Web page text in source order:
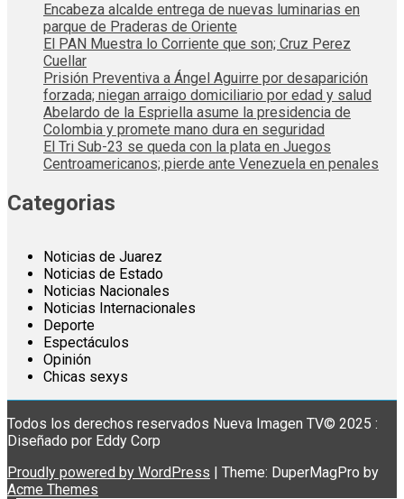
Encabeza alcalde entrega de nuevas luminarias en
parque de Praderas de Oriente
El PAN Muestra lo Corriente que son; Cruz Perez
Cuellar
Prisión Preventiva a Ángel Aguirre por desaparición
forzada; niegan arraigo domiciliario por edad y salud
Abelardo de la Espriella asume la presidencia de
Colombia y promete mano dura en seguridad
El Tri Sub-23 se queda con la plata en Juegos
Centroamericanos; pierde ante Venezuela en penales
Categorias
Noticias de Juarez
Noticias de Estado
Noticias Nacionales
Noticias Internacionales
Deporte
Espectáculos
Opinión
Chicas sexys
Todos los derechos reservados Nueva Imagen TV© 2025 :
Diseñado por Eddy Corp
Proudly powered by WordPress
Theme: DuperMagPro by
Acme Themes